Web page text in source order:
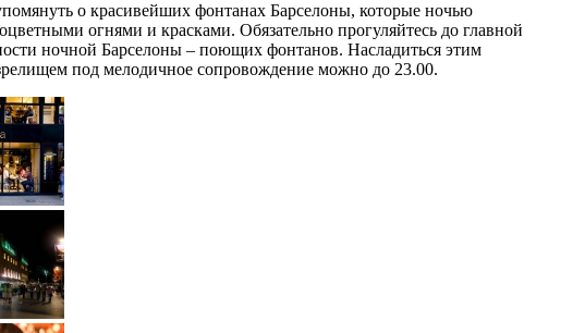
о красивейших фонтанах Барселоны, которые ночью
огнями и красками. Обязательно прогуляйтесь до главной
ночной Барселоны – поющих фонтанов. Насладиться этим
под мелодичное сопровождение можно до 23.00.